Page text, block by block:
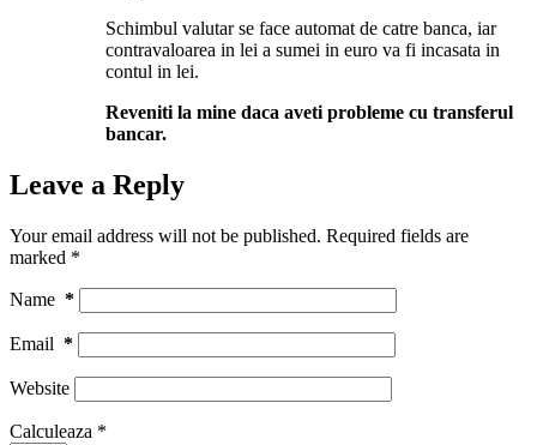
Schimbul valutar se face automat de catre banca, iar
contravaloarea in lei a sumei in euro va fi incasata in
contul in lei.
Reveniti la mine daca aveti probleme cu transferul
bancar.
Leave a Reply
Your email address will not be published. Required fields are
marked *
Name *
Email *
Website
Calculeaza *